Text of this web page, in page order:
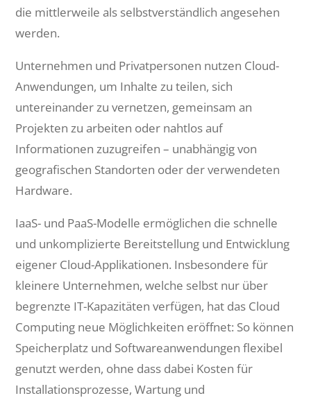
die mittlerweile als selbstverständlich angesehen
werden.
Unternehmen und Privatpersonen nutzen Cloud-
Anwendungen, um Inhalte zu teilen, sich
untereinander zu vernetzen, gemeinsam an
Projekten zu arbeiten oder nahtlos auf
Informationen zuzugreifen – unabhängig von
geografischen Standorten oder der verwendeten
Hardware.
IaaS- und PaaS-Modelle ermöglichen die schnelle
und unkomplizierte Bereitstellung und Entwicklung
eigener Cloud-Applikationen. Insbesondere für
kleinere Unternehmen, welche selbst nur über
begrenzte IT-Kapazitäten verfügen, hat das Cloud
Computing neue Möglichkeiten eröffnet: So können
Speicherplatz und Softwareanwendungen flexibel
genutzt werden, ohne dass dabei Kosten für
Installationsprozesse, Wartung und